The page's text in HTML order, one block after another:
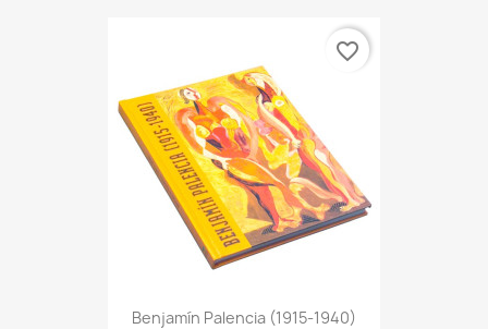
Benjamín Palencia (1915-1940)
favorite_border